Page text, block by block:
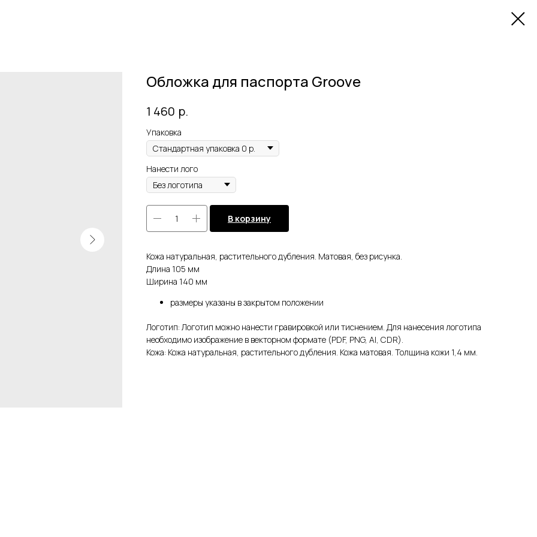
Обложка для паспорта Groove
1 460 р.
Упаковка
Нанести лого
В корзину
Кожа натуральная, растительного дубления. Матовая, без рисунка.
Длина 105 мм
Ширина 140 мм
размеры указаны в закрытом положении
Логотип: Логотип можно нанести гравировкой или тиснением. Для нанесения логотипа
необходимо изображение в векторном формате (PDF, PNG, AI, CDR).
Кожа: Кожа натуральная, растительного дубления. Кожа матовая. Толщина кожи 1,4 мм.